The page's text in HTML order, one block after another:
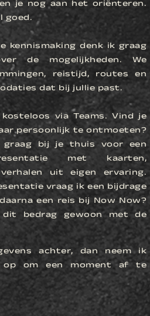
je nog aan het oriënteren.
goed.
kennismaking denk ik graag
de mogelijkheden. We
reistijd, routes en
dat bij jullie past.
via Teams. Vind je
persoonlijk te ontmoeten?
bij je thuis voor een
met kaarten,
uit eigen ervaring.
vraag ik een bijdrage
een reis bij Now Now?
dit bedrag gewoon met de
achter, dan neem ik
om een moment af te